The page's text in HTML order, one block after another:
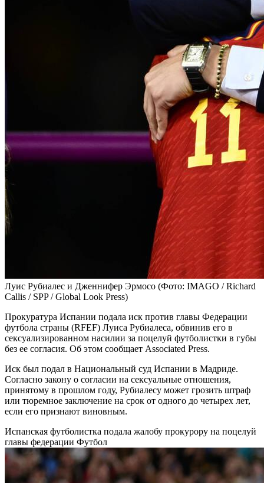
Луис Рубиалес и Дженнифер Эрмосо (Фото: IMAGO / Richard
Callis / SPP / Global Look Press)
Прокуратура Испании подала иск против главы Федерации
футбола страны (RFEF) Луиса Рубиалеса, обвинив его в
сексуализированном насилии за поцелуй футболистки в губы
без ее согласия. Об этом сообщает Associated Press.
Иск был подал в Национальный суд Испании в Мадриде.
Согласно закону о согласии на сексуальные отношения,
принятому в прошлом году, Рубиалесу может грозить штраф
или тюремное заключение на срок от одного до четырех лет,
если его признают виновным.
Испанская футболистка подала жалобу прокурору на поцелуй
главы федерации Футбол